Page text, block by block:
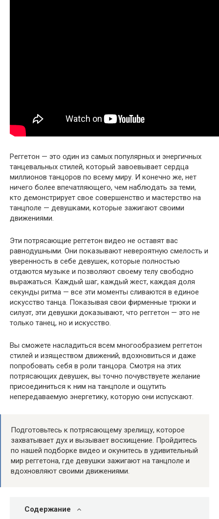
Реггетон — это один из самых популярных и энергичных
танцевальных стилей, который завоевывает сердца
миллионов танцоров по всему миру. И конечно же, нет
ничего более впечатляющего, чем наблюдать за теми,
кто демонстрирует свое совершенство и мастерство на
танцполе — девушками, которые зажигают своими
движениями.
Эти потрясающие реггетон видео не оставят вас
равнодушными. Они показывают невероятную смелость и
уверенность в себе девушек, которые полностью
отдаются музыке и позволяют своему телу свободно
выражаться. Каждый шаг, каждый жест, каждая доля
секунды ритма — все эти моменты сливаются в единое
искусство танца. Показывая свои фирменные трюки и
силуэт, эти девушки доказывают, что реггетон — это не
только танец, но и искусство.
Вы сможете насладиться всем многообразием реггетон
стилей и изяществом движений, вдохновиться и даже
попробовать себя в роли танцора. Смотря на этих
потрясающих девушек, вы точно почувствуете желание
присоединиться к ним на танцполе и ощутить
непередаваемую энергетику, которую они испускают.
Подготовьтесь к потрясающему зрелищу, которое
захватывает дух и вызывает восхищение. Пройдитесь
по нашей подборке видео и окунитесь в удивительный
мир реггетона, где девушки зажигают на танцполе и
вдохновляют своими движениями.
Содержание